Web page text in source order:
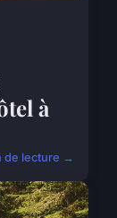
à
de lecture →